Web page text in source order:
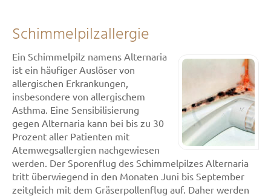
Schimmelpilzallergie
Ein Schimmelpilz namens Alternaria
ist ein häufiger Auslöser von
allergischen Erkrankungen,
insbesondere von allergischem
Asthma. Eine Sensibilisierung
gegen Alternaria kann bei bis zu 30
Prozent aller Patienten mit
Atemwegsallergien nachgewiesen
werden. Der Sporenflug des Schimmelpilzes Alternaria
tritt überwiegend in den Monaten Juni bis September
zeitgleich mit dem Gräserpollenflug auf. Daher werden